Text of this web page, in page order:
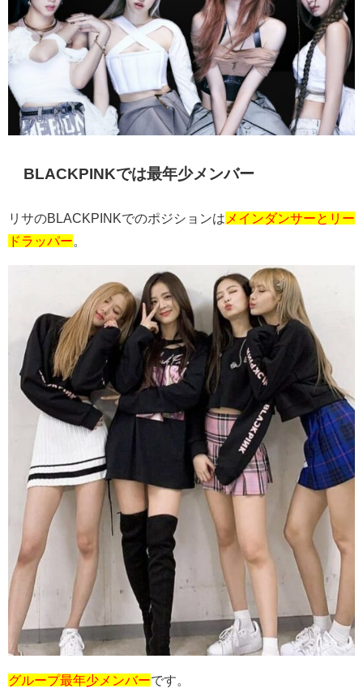
BLACKPINKでは最年少メンバー
リサのBLACKPINKでのポジションは メインダンサーとリー
ドラッパー
グループ最年少メンバーです。